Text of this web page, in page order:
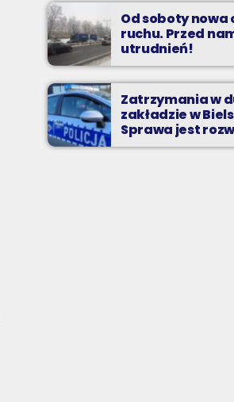
Od soboty
ruchu. Przed
utrudnień!
Zatrzymania w
zakładzie w
Sprawa jest